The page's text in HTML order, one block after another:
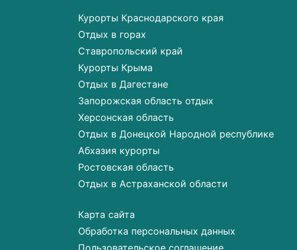
Курорты Краснодарского края
Отдых в горах
Ставропольский край
Курорты Крыма
Отдых в Дагестане
Запорожская область отдых
Херсонская область
Отдых в Донецкой Народной республике
Абхазия курорты
Ростовская область
Отдых в Астраханской области
Карта сайта
Обработка персональных данных